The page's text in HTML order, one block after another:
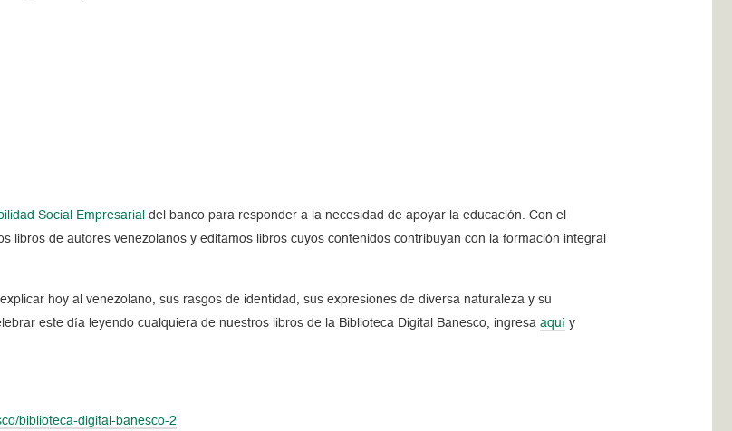
Social Empresarial del banco para responder a la necesidad de apoyar la educación. Con el
libros de autores venezolanos y editamos libros cuyos contenidos contribuyan con la formación integral
hoy al venezolano, sus rasgos de identidad, sus expresiones de diversa naturaleza y su
este día leyendo cualquiera de nuestros libros de la Biblioteca Digital Banesco, ingresaaquí y
biblioteca-digital-banesco-2